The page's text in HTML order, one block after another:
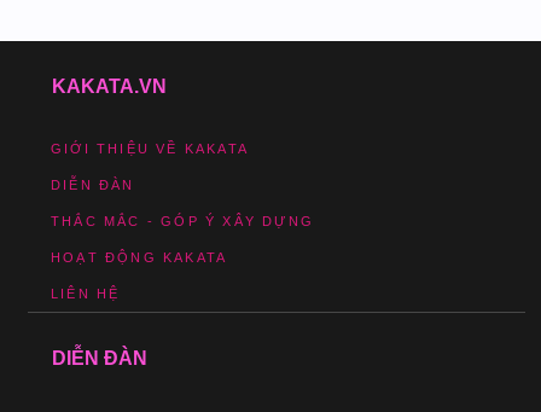
KAKATA.VN
GIỚI THIỆU VỀ KAKATA
DIỄN ĐÀN
THẮC MẮC - GÓP Ý XÂY DỰNG
HOẠT ĐỘNG KAKATA
LIÊN HỆ
DIỄN ĐÀN